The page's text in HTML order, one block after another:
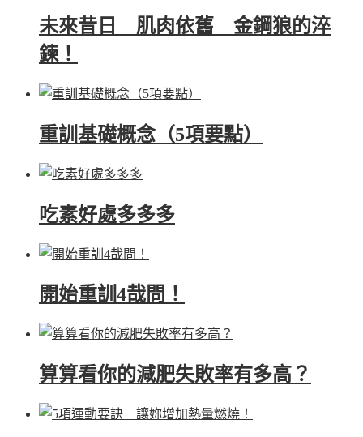
未來昔日 肌肉依舊 金鋼狼的淬
鍊！
重訓基礎概念（5項要點）
吃素好處多多多
開始重訓4哉問！
算算看你的減肥失敗率有多高？